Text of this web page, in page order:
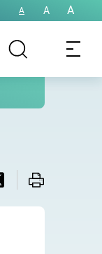
A A A
規費收費一覽
辦理免除J-1
waiver）
資訊